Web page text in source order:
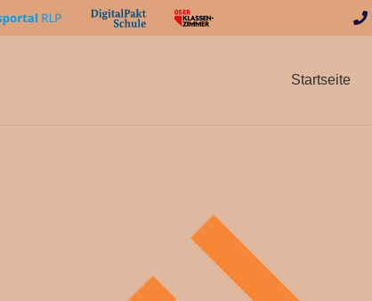
Startseite